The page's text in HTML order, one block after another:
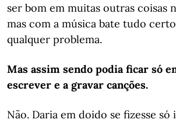
ser bom em muitas outras coisas
mas com a música bate tudo
qualquer problema.
Mas assim sendo podia ficar só
escrever e a gravar canções.
Não. Daria em doido se fizesse só